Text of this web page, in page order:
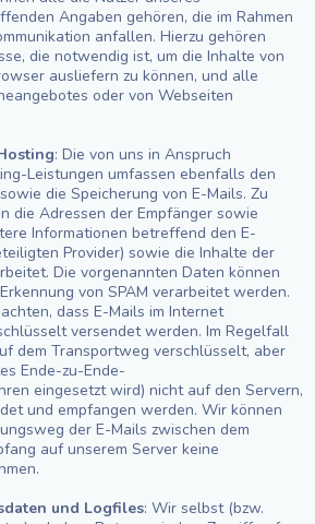
Angaben gehören, die im Rahmen
anfallen. Hierzu gehören
die notwendig ist, um die Inhalte von
ausliefern zu können, und alle
oder von Webseiten
: Die von uns in Anspruch
Leistungen umfassen ebenfalls den
die Speicherung von E-Mails. Zu
die Adressen der Empfänger sowie
Informationen betreffend den E-
Provider) sowie die Inhalte der
Die vorgenannten Daten können
von SPAM verarbeitet werden.
dass E-Mails im Internet
versendet werden. Im Regelfall
dem Transportweg verschlüsselt, aber
Ende-zu-Ende-
eingesetzt wird) nicht auf den Servern,
und empfangen werden. Wir können
der E-Mails zwischen dem
auf unserem Server keine
und Logfiles: Wir selbst (bzw.